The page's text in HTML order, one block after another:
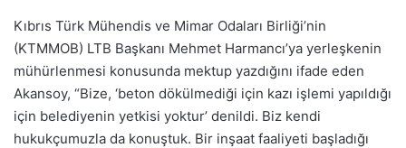
Kıbrıs Türk Mühendis ve Mimar Odaları Birliği’nin
(KTMMOB) LTB Başkanı Mehmet Harmancı’ya yerleşkenin
mühürlenmesi konusunda mektup yazdığını ifade eden
Akansoy, “Bize, ‘beton dökülmediği için kazı işlemi yapıldığı
için belediyenin yetkisi yoktur’ denildi. Biz kendi
hukukçumuzla da konuştuk. Bir inşaat faaliyeti başladığı